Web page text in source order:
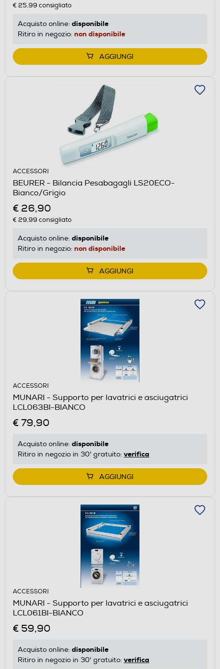
€ 25,99 consigliato
Acquisto online: disponibile
Ritiro in negozio: non disponibile
AGGIUNGI
ACCESSORI
BEURER - Bilancia Pesabagagli LS20ECO-
Bianco/Grigio
€ 26,90
€ 29,99 consigliato
Acquisto online: disponibile
Ritiro in negozio: non disponibile
AGGIUNGI
ACCESSORI
MUNARI - Supporto per lavatrici e asciugatrici
LCL063BI-BIANCO
€ 79,90
Acquisto online: disponibile
Ritiro in negozio in 30' gratuito: verifica
AGGIUNGI
ACCESSORI
MUNARI - Supporto per lavatrici e asciugatrici
LCL061BI-BIANCO
€ 59,90
Acquisto online: disponibile
Ritiro in negozio in 30' gratuito: verifica